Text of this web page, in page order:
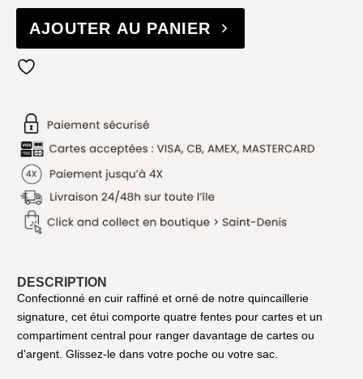
AJOUTER AU PANIER
DESCRIPTION
Confectionné en cuir raffiné et orné de notre quincaillerie
signature, cet étui comporte quatre fentes pour cartes et un
compartiment central pour ranger davantage de cartes ou
d'argent. Glissez-le dans votre poche ou votre sac.